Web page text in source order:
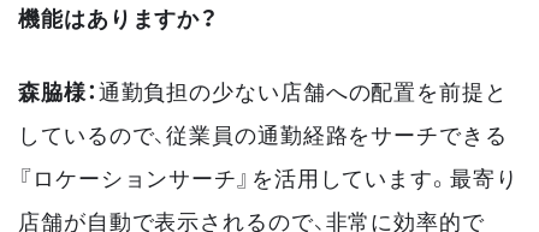
機能はありますか？
森脇様：通勤負担の少ない店舗への配置を前提と
しているので、従業員の通勤経路をサーチできる
『ロケーションサーチ』を活用しています。最寄り
店舗が自動で表示されるので、非常に効率的で